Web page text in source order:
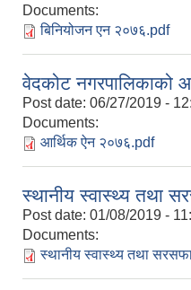
Documents:
बिनियोजन एन २०७६.pdf
वेदकोट नगरपालिकाको
Post date: 06/27/2019 -
Documents:
आर्थिक ऐन २०७६.pdf
स्थानीय स्वास्थ्य तथा
Post date: 01/08/2019 -
Documents:
स्थानीय स्वास्थ्य तथा